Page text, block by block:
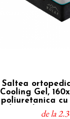
Saltea
Cooling Gel,
poliuretanica
de la